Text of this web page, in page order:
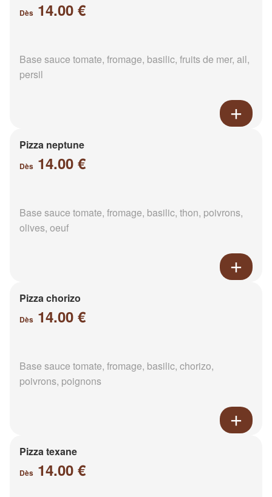
Dès 14.00 €
Base sauce tomate, fromage, basilic, fruits de mer, ail,
persil
Pizza neptune
Dès 14.00 €
Base sauce tomate, fromage, basilic, thon, poivrons,
olives, oeuf
Pizza chorizo
Dès 14.00 €
Base sauce tomate, fromage, basilic, chorizo,
poivrons, poignons
Pizza texane
Dès 14.00 €